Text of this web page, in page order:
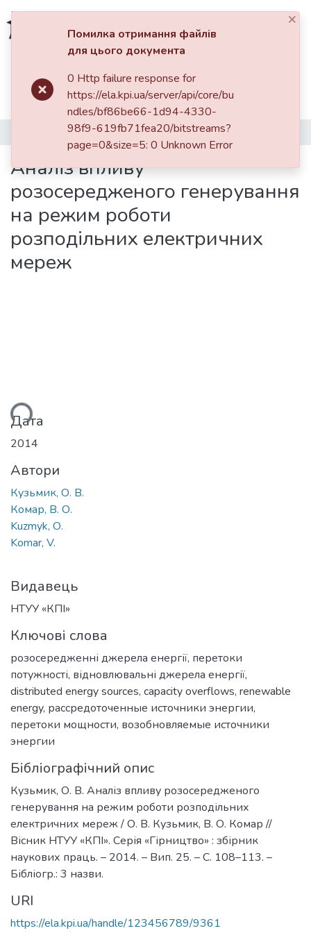
Фонди та зібрання
Пошук за критеріями
Статистика
Головна
Наукова періодика
Вісник НТУУ «КПІ». Гірництво
2014
Вісник НТУУ «КПІ». Серія «Гірництво»: збірник наукових праць, Вип. 25
Аналіз впливу розосередженого генерування на режим роботи розподільних електричних мереж
Аналіз впливу
розосередженого генерування
на режим роботи
розподільних електричних
мереж
Дата
2014
Автори
Кузьмик, О. В.
Комар, В. О.
Kuzmyk, О.
Komar, V.
Видавець
НТУУ «КПІ»
Ключові слова
розосередженні джерела енергії, перетоки
потужності, відновлювальні джерела енергії,
distributed energy sources, capacity overflows, renewable
energy, рассредоточенные источники энергии,
перетоки мощности, возобновляемые источники
энергии
Бібліографічний опис
Кузьмик, О. В. Аналіз впливу розосередженого
генерування на режим роботи розподільних
електричних мереж / О. В. Кузьмик, В. О. Комар //
Вісник НТУУ «КПІ». Серія «Гірництво» : збірник
наукових праць. – 2014. – Вип. 25. – С. 108–113. –
Бібліогр.: 3 назви.
URI
https://ela.kpi.ua/handle/123456789/9361
×
Помилка отримання файлів
для цього документа
0 Http failure response for
https://ela.kpi.ua/server/api/core/bu
ndles/bf86be66-1d94-4330-
98f9-619fb71fea20/bitstreams?
page=0&size=5: 0 Unknown Error